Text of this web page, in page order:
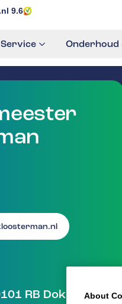
About
9.6
Service Onderhoud
RB Dokkum